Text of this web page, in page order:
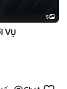
5
VỤ